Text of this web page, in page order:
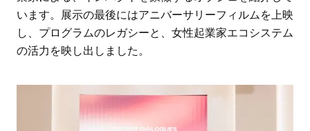
います。展示の最後にはアニバーサリーフィルムを上映
し、プログラムのレガシーと、女性起業家エコシステム
の活力を映し出しました。